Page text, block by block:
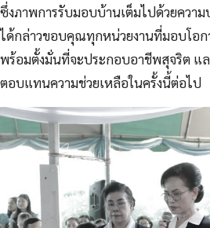
ซึ่งภาพการรับมอบบ้านเต็มไปด้วยควา
ได้กล่าวขอบคุณทุกหน่วยงานที่มอบโอ
พร้อมตั้งมั่นที่จะประกอบอาชีพสุจริต แ
ตอบแทนความช่วยเหลือในครั้งนี้ต่อไป